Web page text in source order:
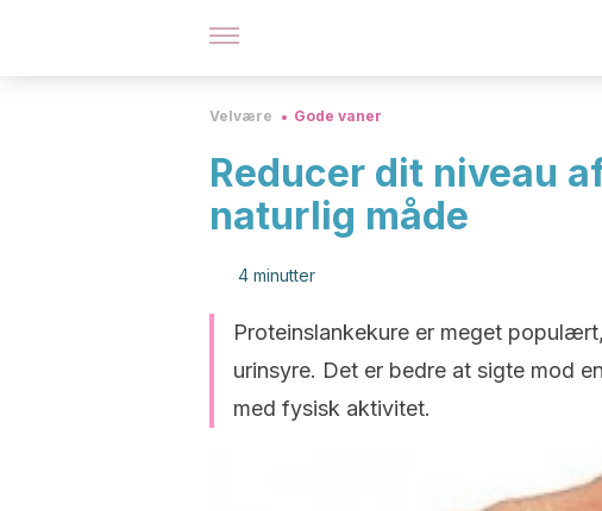
Velvære Gode vaner
Reducer dit niveau
naturlig måde
4 minutter
Proteinslankekure er meget
urinsyre. Det er bedre at sigte mod
med fysisk aktivitet.